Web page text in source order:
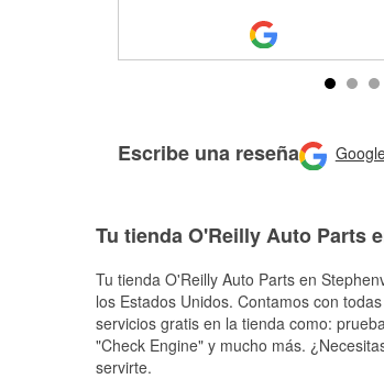
Escribe una reseña
Tu tienda O'Reilly Auto Parts
Tu tienda O'Reilly Auto Parts en
los Estados Unidos. Contamos con
servicios gratis en la tienda como:
"Check Engine" y mucho más.
servirte.